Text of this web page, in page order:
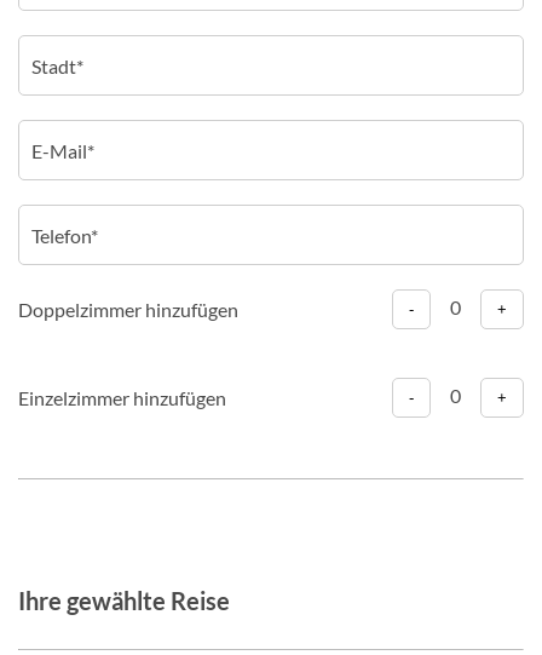
Doppelzimmer hinzufügen - 0 +
Einzelzimmer hinzufügen - 0 +
Ihre gewählte Reise